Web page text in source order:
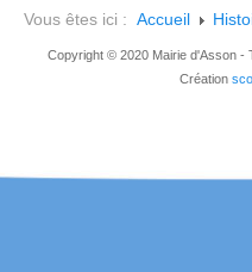
Vous êtes ici : Accueil
Copyright © 2020 Mairie d'Asson -
Création